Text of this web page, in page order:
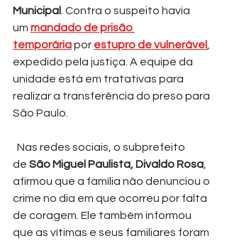
Municipal . Contra o suspeito havia
um mandado de prisão
temporária por estupro de vulnerável
expedido pela justiça. A equipe da
unidade está em tratativas para
realizar a transferência do preso para
São Paulo.
de São Miguel Paulista, Divaldo Rosa
afirmou que a família não denunciou o
crime no dia em que ocorreu por falta
de coragem. Ele também informou
que as vítimas e seus familiares foram